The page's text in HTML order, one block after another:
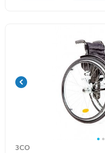
ЗСО